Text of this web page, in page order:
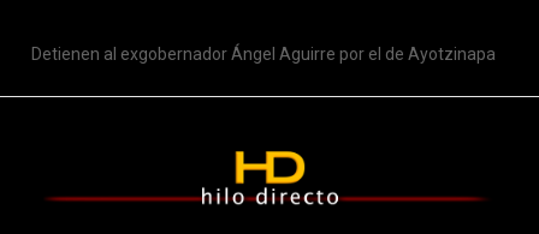
Detienen al exgobernador Ángel Aguirre por el de Ayotzinapa